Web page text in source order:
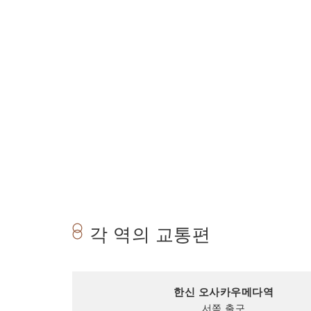
각 역의 교통편
한신 오사카우메다역
서쪽 출구